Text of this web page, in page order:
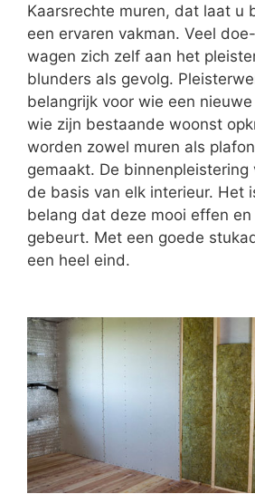
Kaarsrechte muren, dat laat u
een ervaren vakman. Veel
wagen zich zelf aan het
blunders als gevolg.
belangrijk voor wie een
wie zijn bestaande woonst
worden zowel muren als
gemaakt. De binnenpleistering
de basis van elk interieur. Het
belang dat deze mooi effen
gebeurt. Met een goede
een heel eind.